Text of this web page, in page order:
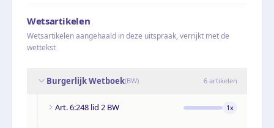
Wetsartikelen
Wetsartikelen aangehaald in deze uitspraak, verrijkt met de
wettekst
Burgerlijk Wetboek(BW) 6 artikelen
Art. 6:248 lid 2 BW 1x